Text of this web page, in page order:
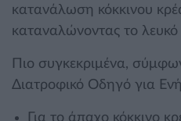
κατανάλωση κόκκινου
καταναλώνοντας το λευκό
Πιο συγκεκριμένα,
Διατροφικό Οδηγό για
Για το άπαχο κόκκινο